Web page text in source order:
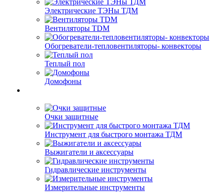
Электрические ТЭНы ТДМ
Вентиляторы TDM
Обогреватели-тепловентиляторы- конвекторы
Теплый пол
Домофоны
Очки защитные
Инструмент для быстрого монтажа ТДМ
Выжигатели и аксессуары
Гидравлические инструменты
Измерительные инструменты